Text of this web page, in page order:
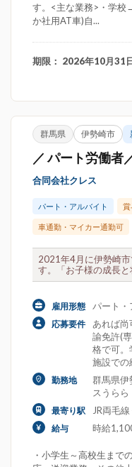
す。<主な業務>・学
か社用AT車)自...
期限： 2026年10月31
群馬県 伊勢崎市
／ パート労働者
合同会社クレス
パート・アルバイト 賞
車通勤・マイカー通勤可
2021年4月に伊勢崎
す。「お子様の成長
雇用形態 パート・
応募要件
あれば
諭免許(
格で可。
施設での
勤務地
群馬県伊
スうらら
最寄り駅 JR両毛
給与 時給
・小学生～高校生まで